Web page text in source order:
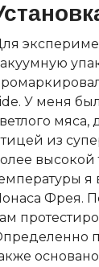
У меня
из
высокой
я
Фрея.